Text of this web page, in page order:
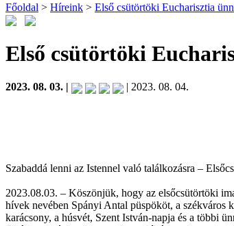
Főoldal > Híreink > Első csütörtöki Eucharisztia
Első csütörtöki
2023. 08. 03. | | 2023. 08. 04.
Szabaddá lenni az Istennel való találkozásra –
2023.08.03. – Köszönjük, hogy az elsőcsütörtöki
hívek nevében Spányi Antal püspököt, a székváros
karácsony, a húsvét, Szent István-napja és a többi